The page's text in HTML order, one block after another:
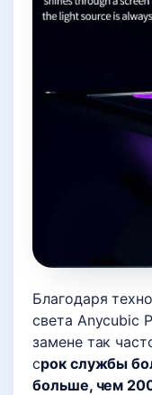
Благодаря
света Anycubic
замене так
срок службы
больше, чем